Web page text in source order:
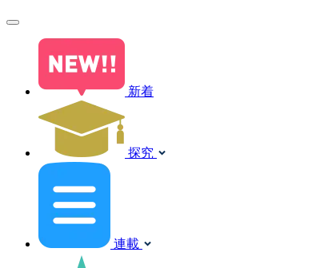
新着
探究
連載